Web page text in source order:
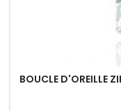
BOUCLE D'OREILLE